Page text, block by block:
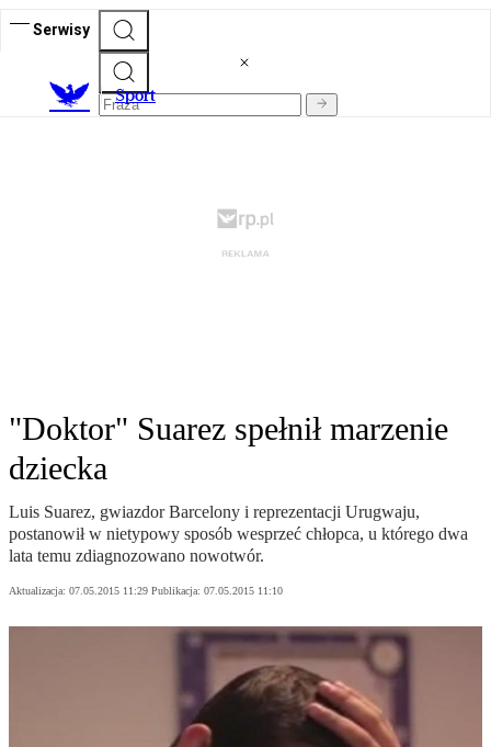
Serwisy
Sport
"Doktor" Suarez spełnił marzenie
dziecka
Luis Suarez, gwiazdor Barcelony i reprezentacji Urugwaju,
postanowił w nietypowy sposób wesprzeć chłopca, u którego dwa
lata temu zdiagnozowano nowotwór.
Aktualizacja: 07.05.2015 11:29 Publikacja: 07.05.2015 11:10